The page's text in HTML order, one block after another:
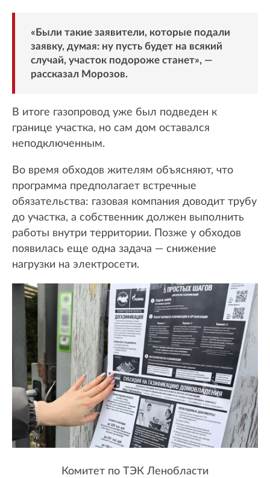
«Были такие заявители, которые подали
заявку, думая: ну пусть будет на всякий
случай, участок подороже станет», —
рассказал Морозов.
В итоге газопровод уже был подведен к
границе участка, но сам дом оставался
неподключенным.
Во время обходов жителям объясняют, что
программа предполагает встречные
обязательства: газовая компания доводит трубу
до участка, а собственник должен выполнить
работы внутри территории. Позже у обходов
появилась еще одна задача — снижение
нагрузки на электросети.
Комитет по ТЭК Ленобласти